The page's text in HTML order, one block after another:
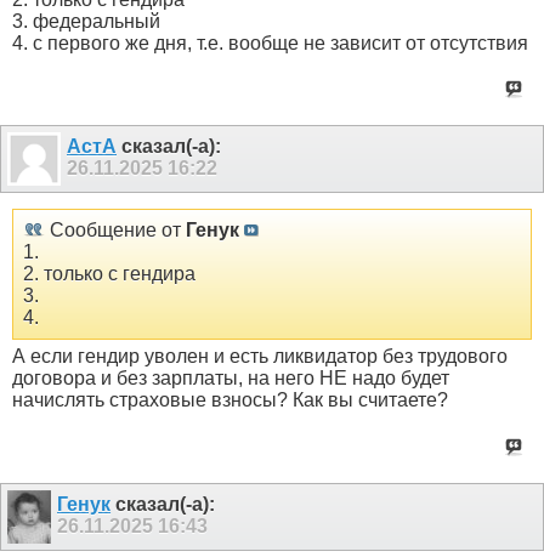
3. федеральный
4. с первого же дня, т.е. вообще не зависит от отсутствия
АстА сказал(-а):
26.11.2025 16:22
Сообщение от Генук
1.
2. только с гендира
3.
4.
А если гендир уволен и есть ликвидатор без трудового
договора и без зарплаты, на него НЕ надо будет
начислять страховые взносы? Как вы считаете?
Генук сказал(-а):
26.11.2025 16:43